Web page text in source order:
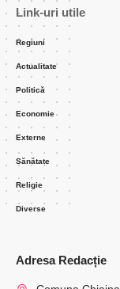
Link-uri utile
Regiuni
Actualitate
Politică
Economie
Externe
Sănătate
Religie
Diverse
Adresa Redacție